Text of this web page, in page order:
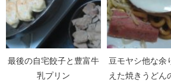
最後の自宅餃子と豊富牛
乳プリン
豆モヤシ他な余
えた焼きうどん